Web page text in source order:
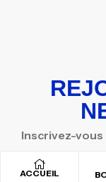
ACCUEIL
Inscrivez-